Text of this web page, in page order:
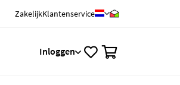
ZakelijkKlantenservice
Inloggen